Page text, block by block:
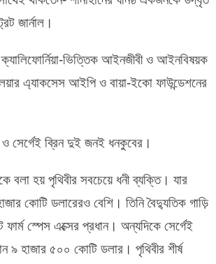
জার্নাল।
ভিত্তিক আইনজীবী ও আইনবিষয়ক
এ্যাকসেস আইপি ও বায়া-ইকো ফাউন্ডেশনের
সের্গেই ব্রিন দুই জনই ধনকুবের।
বলা হয় পৃথিবীর সবচেয়ে ধনী ব্যক্তি। যার
কোটি ডলারেরও বেশি। তিনি বৈদ্যুতিক গাড়ি
ফার্ম স্পেস এক্সের প্রধান। অন্যদিকে সের্গেই
৯ হাজার ৫০০ কোটি ডলার। পৃথিবীর শীর্ষ